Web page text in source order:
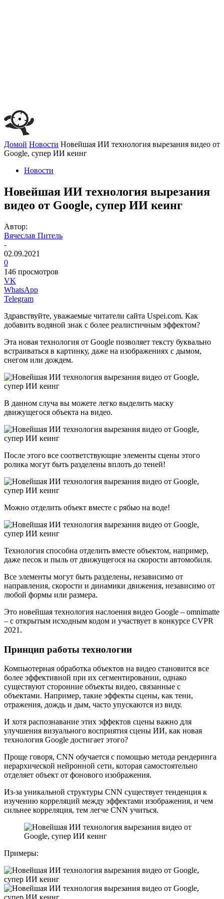
Домой Новости Новейшая ИИ технология вырезания видео от
Google, супер ИИ кеинг
Новости
Новейшая ИИ технология вырезания
видео от Google, супер ИИ кеинг
Автор:
Вячеслав Питель
-
02.09.2021
0
146 просмотров
VK
WhatsApp
Telegram
Здравствуйте, уважаемые читатели сайта Uspei.com. Как
добавить водяной знак с более реалистичным эффектом?
Эта новая технология от Google позволяет тексту буквально
встраиваться в картинку, даже на изображениях с дымом,
снегом или дождем.
В данном случа вы можете легко выделить маску
движущегося объекта на видео.
После этого все соответствующие элементы сцены этого
ролика могут быть разделены вплоть до теней!
Можно отделить объект вместе с рябью на воде!
Технология способна отделить вместе объектом, например,
даже песок и пыль от движущегося на скорости автомобиля.
Все элементы могут быть разделены, независимо от
направления, скорости и динамики движения, независимо от
любой формы или размера.
Это новейшая технология наслоения видео Google – omnimatte
– с открытым исходным кодом и участвует в конкурсе CVPR
2021.
Принцип работы технологии
Компьютерная обработка объектов на видео становится все
более эффективной при их сегментировании, однако
существуют сторонние объекты видео, связанные с
объектами. Например, такие эффекты сцены, как тени,
отражения, дождь и дым, часто упускаются из виду.
И хотя распознавание этих эффектов сцены важно для
улучшения визуального восприятия сцены ИИ, как новая
технология Google достигает этого?
Проще говоря, CNN обучается с помощью метода рендеринга
иерархической нейронной сети, которая самостоятельно
отделяет объект от фонового изображения.
Из-за уникальной структуры CNN существует тенденция к
изучению корреляций между эффектами изображения, и чем
сильнее корреляция, тем легче CNN учиться.
Примеры: